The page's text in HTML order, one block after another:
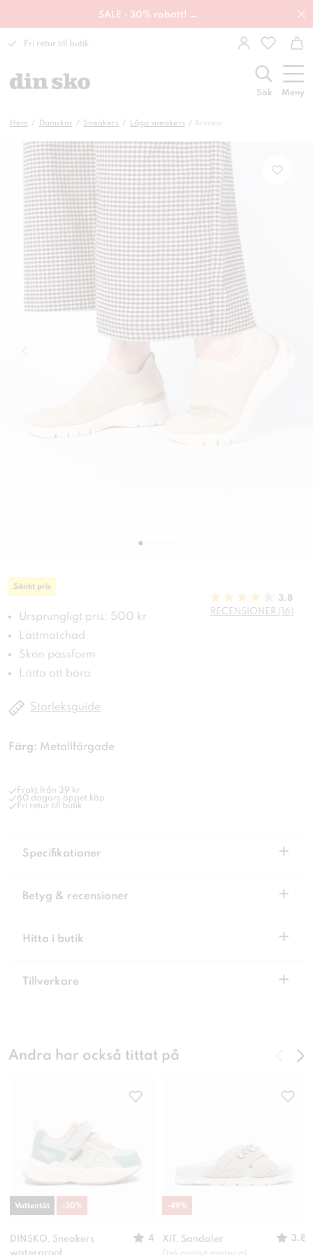
SALE - 30% rabatt! →
Fri retur till butik
Sök Meny
Hem Damskor Sneakers Låga sneakers Arzano
Sänkt pris
Ursprungligt pris: 500 kr
Lättmatchad
Skön passform
Lätta att bära
3.8
RECENSIONER (16)
Storleksguide
Färg: Metallfärgade
Frakt från 39 kr
60 dagars öppet köp
Fri retur till butik
Specifikationer +
Betyg & recensioner +
Hitta i butik +
Tillverkare +
Andra har också tittat på
DINSKO, Sneakers
4
Vattentät -30%
XIT, Sandaler
3.8
-49%